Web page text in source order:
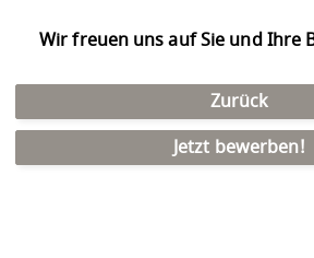
Wir freuen uns auf Sie und Ihre
Zurück
Jetzt bewerben!